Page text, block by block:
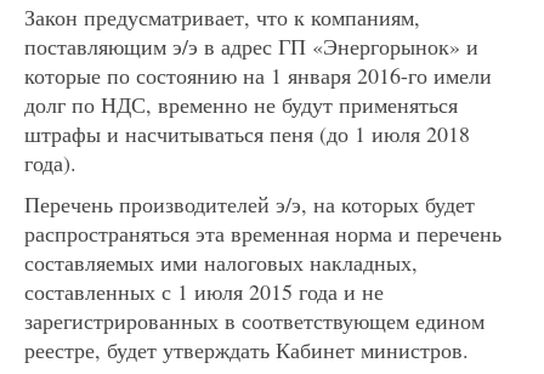
Закон предусматривает, что к компаниям,
поставляющим э/э в адрес ГП «Энергорынок» и
которые по состоянию на 1 января 2016-го имели
долг по НДС, временно не будут применяться
штрафы и насчитываться пеня (до 1 июля 2018
года).
Перечень производителей э/э, на которых будет
распространяться эта временная норма и перечень
составляемых ими налоговых накладных,
составленных с 1 июля 2015 года и не
зарегистрированных в соответствующем едином
реестре, будет утверждать Кабинет министров.